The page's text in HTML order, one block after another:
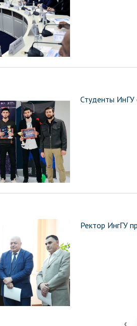
Студенты ИнГУ
Ректор ИнгГУ
‹